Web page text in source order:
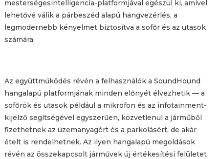
mesterségesintelligencia-platformjával egészül ki, amivel
lehetővé válik a párbeszéd alapú hangvezérlés, a
legmodernebb kényelmet biztosítva a sofőr és az utasok
számára.
Az együttműködés révén a felhasználók a SoundHound
hangalapú platformjának minden előnyét élvezhetik — a
sofőrök és utasok például a mikrofon és az infotainment-
kijelző segítségével egyszerűen, közvetlenül a járműből
fizethetnek az üzemanyagért és a parkolásért, de akár
ételt is rendelhetnek. Az ilyen hangalapú megoldások
révén az összekapcsolt járművek új értékesítési felületet